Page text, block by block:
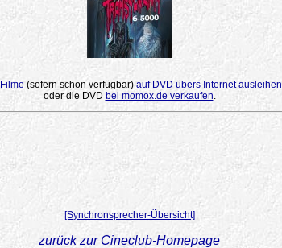
Filme(sofern schon verfügbar) auf DVD übers Internet ausleihen
oder die DVD bei momox.de verkaufen.
[Synchronsprecher-Übersicht]
zurück zur Cineclub-Homepage